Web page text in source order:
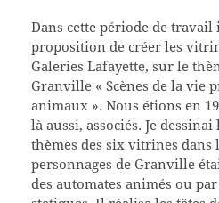
Dans cette période de travail
proposition de créer les
Galeries Lafayette, sur le
Granville « Scènes de la vie
animaux ». Nous étions en
là aussi, associés. Je
thèmes des six vitrines dans
personnages de Granville
des automates animés ou